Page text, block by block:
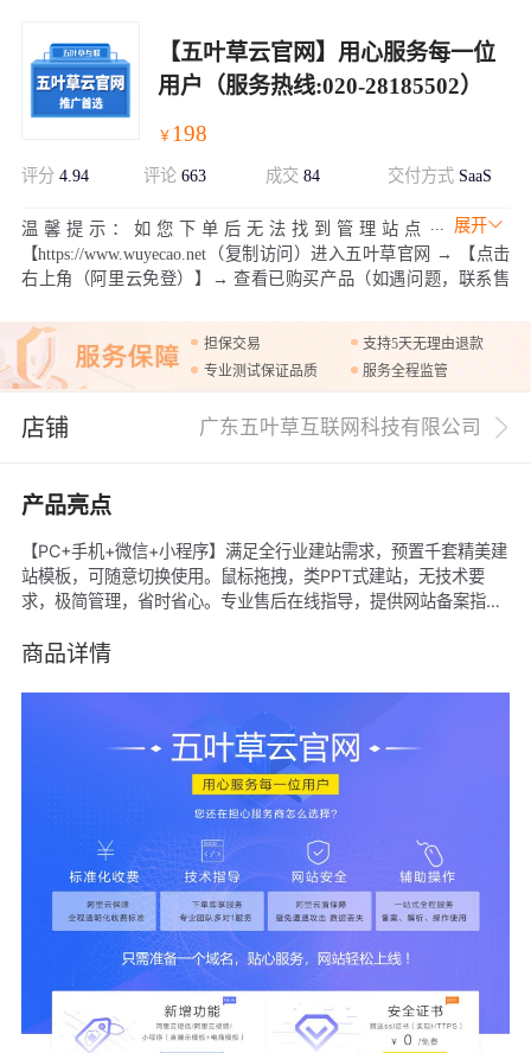
【五叶草云官网】用心服务每一位
用户（服务热线:020-28185502）
￥ 198
评分 4.94 评论 663 成交 84 交付方式 SaaS
展开
温馨提示：如您下单后无法找到管理站点
【https://www.wuyecao.net（复制访问）进入五叶草官网 → 【点击
右上角（阿里云免登）】→ 查看已购买产品（如遇问题，联系售
设服务商用心服务每一位用户模板库以及帮助中心：
http://aliyun.wuyecao.net/xinmuban.html（复制访问）
担保交易
支持5天无理由退款
专业测试保证品质
服务全程监管
店铺 广东五叶草互联网科技有限公司
产品亮点
【PC+手机+微信+小程序】满足全行业建站需求，预置千套精美建
站模板，可随意切换使用。鼠标拖拽，类PPT式建站，无技术要
求，极简管理，省时省心。专业售后在线指导，提供网站备案指
不满意可全额退款。
商品详情